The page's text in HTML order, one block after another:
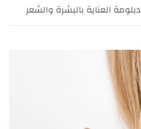
دبلومة العناية بالبشرة والشعر